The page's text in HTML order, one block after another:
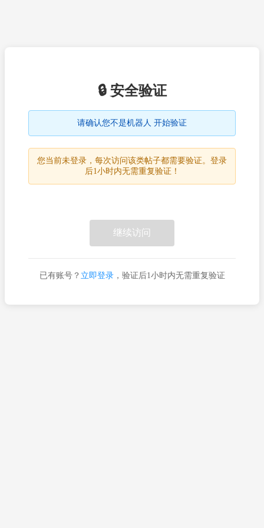
🔒 安全验证
请确认您不是机器人 开始验证
您当前未登录，每次访问该类帖子都需要验证。登录
后1小时内无需重复验证！
继续访问
已有账号？ 立即登录，验证后1小时内无需重复验证